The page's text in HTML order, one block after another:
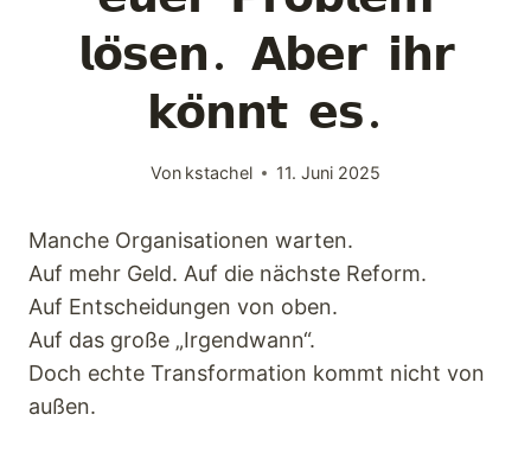
Kontakt
𝗹𝗼̈𝘀𝗲𝗻. 𝗔𝗯𝗲𝗿 𝗶𝗵𝗿
𝗸𝗼̈𝗻𝗻𝘁 𝗲𝘀.
Von kstachel 11. Juni 2025
Manche Organisationen warten.
Auf mehr Geld. Auf die nächste Reform.
Auf Entscheidungen von oben.
Auf das große „Irgendwann“.
Doch echte Transformation kommt nicht von
außen.